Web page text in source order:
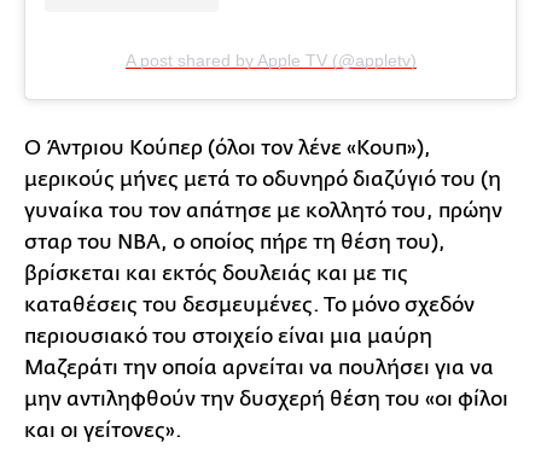
A post shared by Apple TV (@appletv)
Ο Άντριου Κούπερ (όλοι τον λένε «Κουπ»),
μερικούς μήνες μετά το οδυνηρό διαζύγιό του (η
γυναίκα του τον απάτησε με κολλητό του, πρώην
σταρ του NBA, ο οποίος πήρε τη θέση του),
βρίσκεται και εκτός δουλειάς και με τις
καταθέσεις του δεσμευμένες. Το μόνο σχεδόν
περιουσιακό του στοιχείο είναι μια μαύρη
Μαζεράτι την οποία αρνείται να πουλήσει για να
μην αντιληφθούν την δυσχερή θέση του «οι φίλοι
και οι γείτονες».